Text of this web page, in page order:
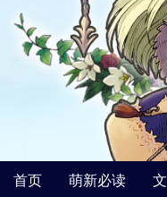
首页 萌新必读